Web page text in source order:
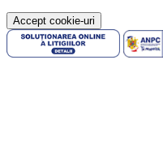
Accept cookie-uri